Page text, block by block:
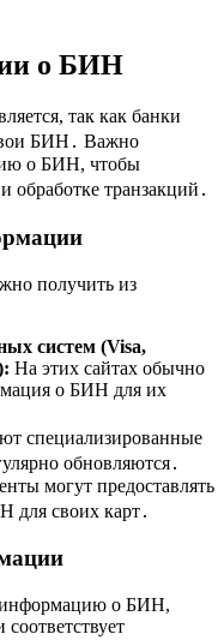
о БИН
так как банки
БИН․ Важно
о БИН, чтобы
обработке транзакций․
получить из
систем (Visa,
На этих сайтах обычно
о БИН для их
специализированные
обновляются․
могут предоставлять
своих карт․
информацию о БИН,